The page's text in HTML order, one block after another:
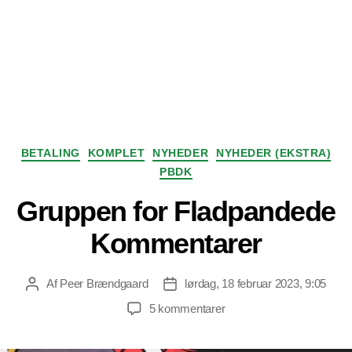
Kategorier
BETALING KOMPLET NYHEDER
NYHEDER (EKSTRA)
PBDK
Gruppen for Fladpandede
Kommentarer
Indlægsforfatter
AfPeer Brændgaard Indlægsdato
lørdag, 18 februar 2023, 9:05
5 kommentarertil